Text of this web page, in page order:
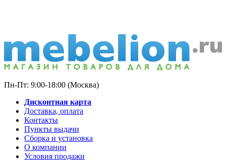
Пн-Пт: 9:00-18:00 (Москва)
Дисконтная карта
Доставка, оплата
Контакты
Пункты выдачи
Сборка и установка
О компании
Условия продажи